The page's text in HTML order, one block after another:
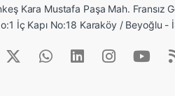
Kara Mustafa Paşa Mah. Fransız
İç Kapı No:18 Karaköy / Beyoğlu -